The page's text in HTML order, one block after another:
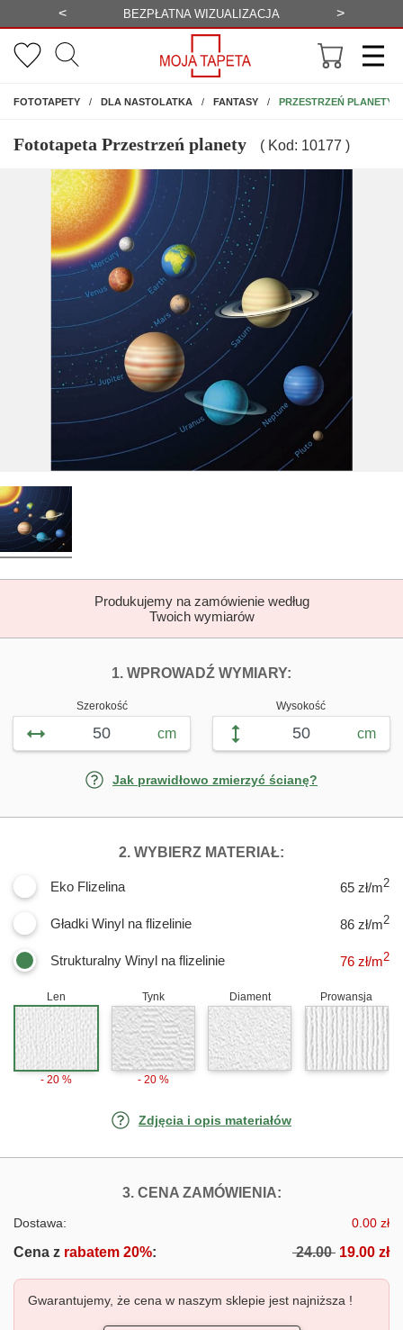
< BEZPŁATNA WIZUALIZACJA >
FOTOTAPETYNA ŚCIANĘ
DLA NASTOLATKA FANTASY PRZESTRZEŃ PLANETY
Fototapeta Przestrzeń planety ( Kod: 10177 )
Produkujemy na zamówienie według
Twoich wymiarów
1. WPROWADŹ WYMIARY:
Szerokość
cm
Wysokość
cm
Jak prawidłowo zmierzyć ścianę?
2. WYBIERZ MATERIAŁ:
Eko Flizelina 65 zł/m2
Gładki Winyl na flizelinie 86 zł/m2
Strukturalny Winyl na flizelinie 76 zł/m2
Len
- 20 %
Tynk
- 20 %
Diament Prowansja
Zdjęcia i opis materiałów
3. CENA ZAMÓWIENIA:FOTOTAPETY
Dostawa: 0.00 zł
Cena z rabatem 20%: 24.00 19.00 zł
Gwarantujemy, że cena w naszym sklepie jest najniższa !